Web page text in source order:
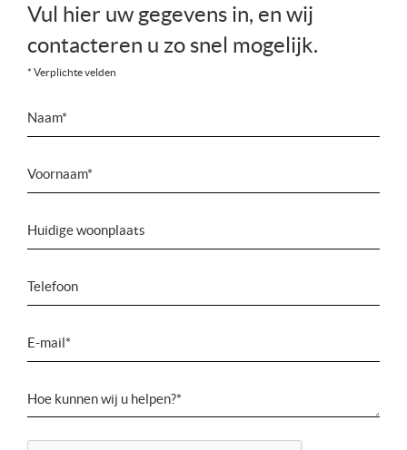
Vul hier uw gegevens in, en wij
contacteren u zo snel mogelijk.
* Verplichte velden